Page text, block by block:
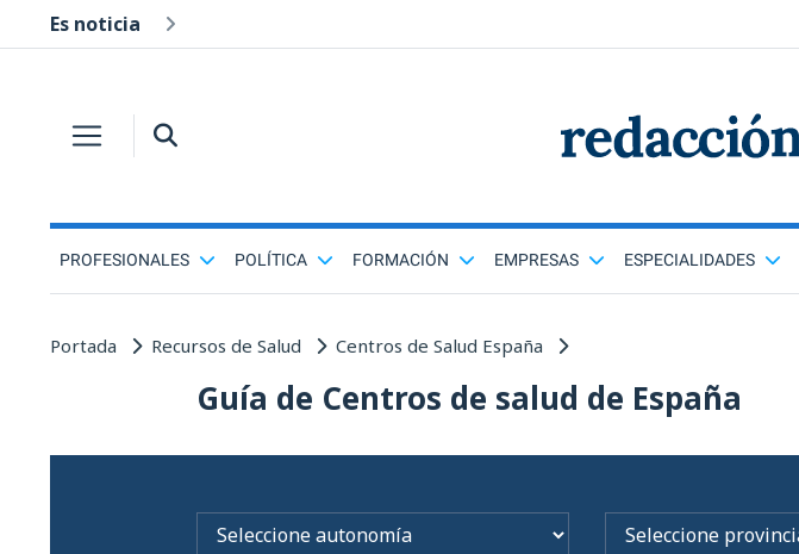
Es noticia
PROFESIONALES POLÍTICA FORMACIÓN EMPRESAS ESPECIALIDADES
Portada Recursos de Salud Centros de Salud España
Guía de Centros de salud de España